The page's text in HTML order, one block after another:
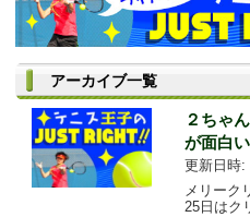
アーカイブ一覧
２ちゃ
が面白い
更新日時:
メリーク
25日はク